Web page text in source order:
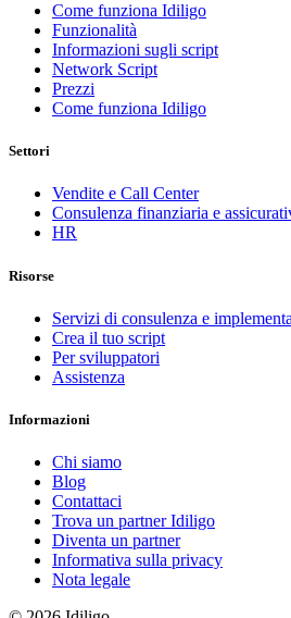
Come funziona Idiligo
Funzionalità
Informazioni sugli script
Network Script
Prezzi
Come funziona Idiligo
Settori
Vendite e Call Center
Consulenza finanziaria e
HR
Risorse
Servizi di consulenza e
Crea il tuo script
Per sviluppatori
Assistenza
Informazioni
Chi siamo
Blog
Contattaci
Trova un partner Idiligo
Diventa un partner
Informativa sulla privacy
Nota legale